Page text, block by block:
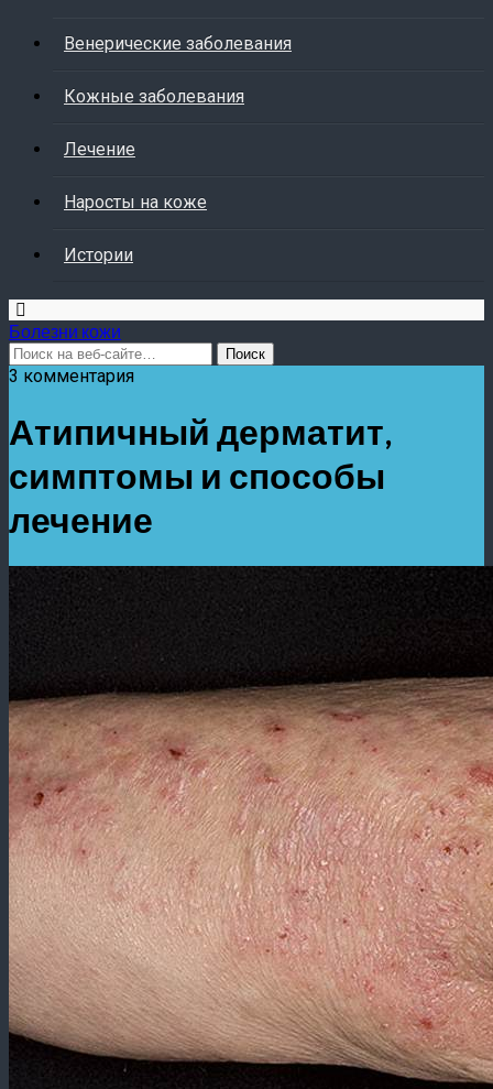
Венерические заболевания
Кожные заболевания
Лечение
Наросты на коже
Истории
Болезни кожи
3 комментария
Атипичный дерматит,
симптомы и способы
лечение